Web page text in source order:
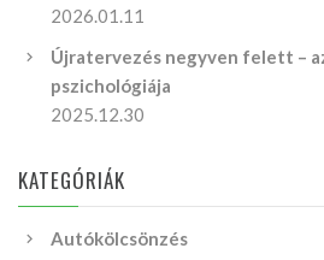
2026.01.11
Újratervezés negyven felett –
pszichológiája
2025.12.30
KATEGÓRIÁK
Autókölcsönzés